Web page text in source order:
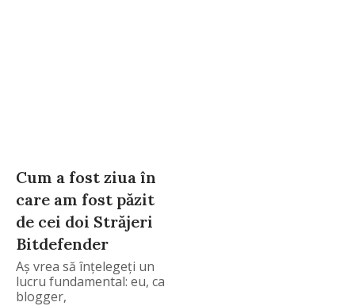
Cum a fost ziua în
care am fost păzit
de cei doi Străjeri
Bitdefender
Aş vrea să înţelegeţi un
lucru fundamental: eu, ca
blogger,